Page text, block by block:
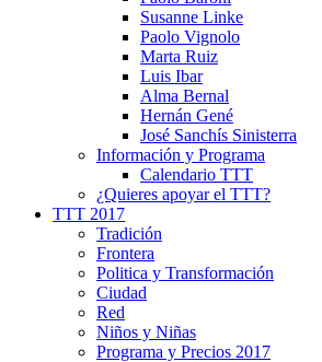
Susanne Linke
Paolo Vignolo
Marta Ruiz
Luis Ibar
Alma Bernal
Hernán Gené
José Sanchís Sinisterra
Información y Programa
Calendario TTT
¿Quieres apoyar el TTT?
TTT 2017
Tradición
Frontera
Politica y Transformación
Ciudad
Red
Niños y Niñas
Programa y Precios 2017